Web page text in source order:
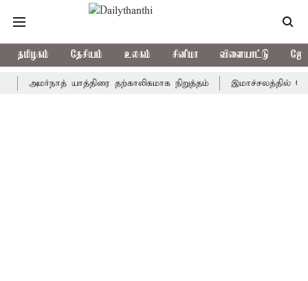
தமிழகம் தேசியம் உலகம் சினிமா விளையாட்டு
அமர்நாத் யாத்திரை தற்காலிகமாக நிறுத்தம் இமாச்சலத்தில்